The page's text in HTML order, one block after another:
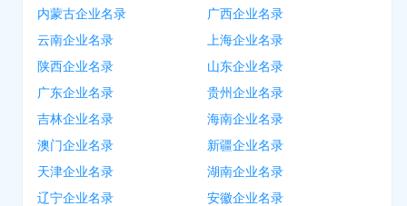
内蒙古企业名录
广西企业名录
云南企业名录
上海企业名录
陕西企业名录
山东企业名录
广东企业名录
贵州企业名录
吉林企业名录
海南企业名录
澳门企业名录
新疆企业名录
天津企业名录
湖南企业名录
辽宁企业名录
安徽企业名录